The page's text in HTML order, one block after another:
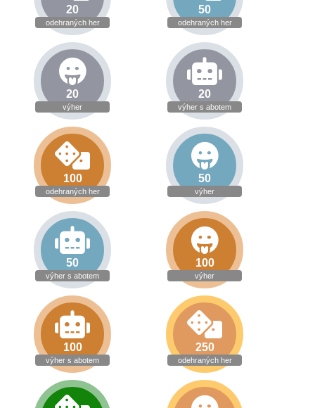
20
odehraných her
50
odehraných her
20
výher
20
výher s abotem
100
odehraných her
50
výher
50
výher s abotem
100
výher
100
výher s abotem
250
odehraných her